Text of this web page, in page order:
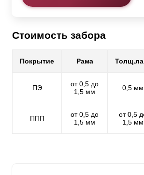
Стоимость забора
Покрытие Рама
ПЭ
от 0,5 до
1,5 мм
0,5 мм
ППП
от 0,5 до
1,5 мм
от 0,5
1,5 мм